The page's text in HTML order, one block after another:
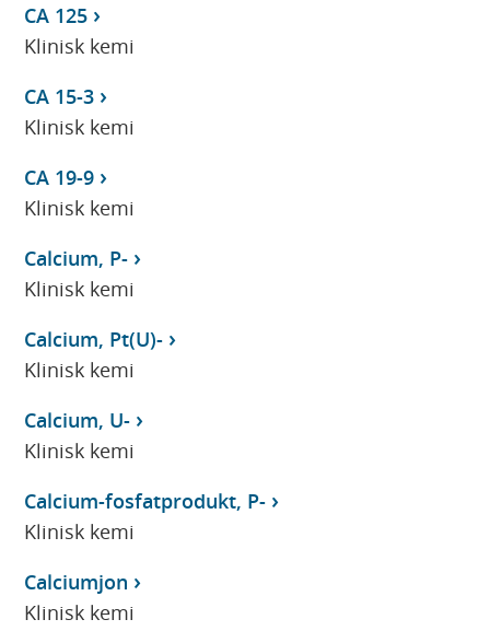
CA 125
Klinisk kemi
CA 15-3
Klinisk kemi
CA 19-9
Klinisk kemi
Calcium, P-
Klinisk kemi
Calcium, Pt(U)-
Klinisk kemi
Calcium, U-
Klinisk kemi
Calcium-fosfatprodukt, P-
Klinisk kemi
Calciumjon
Klinisk kemi